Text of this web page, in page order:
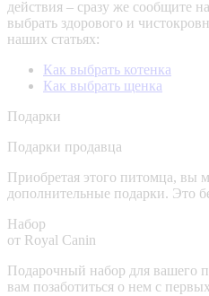
действия – сразу же сообщите
выбрать здорового и
наших статьях:
Как выбрать котенка
Как выбрать щенка
Подарки
Подарки продавца
Приобретая этого питомца, вы
дополнительные подарки. Это
Набор
от Royal Canin
Подарочный набор для вашего
вам позаботиться о нем с